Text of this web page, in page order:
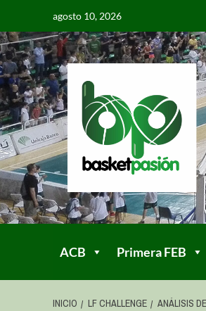
agosto 10, 2026
ACB Primera FEB
INICIO LF CHALLENGE ANÁLISIS